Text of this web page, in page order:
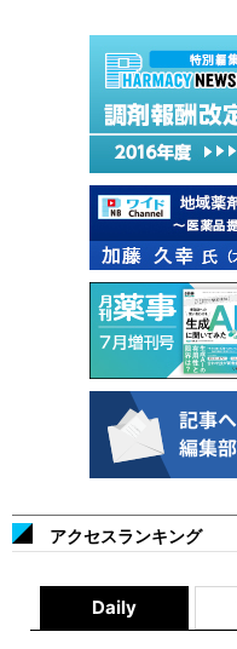
アクセスランキング
Daily